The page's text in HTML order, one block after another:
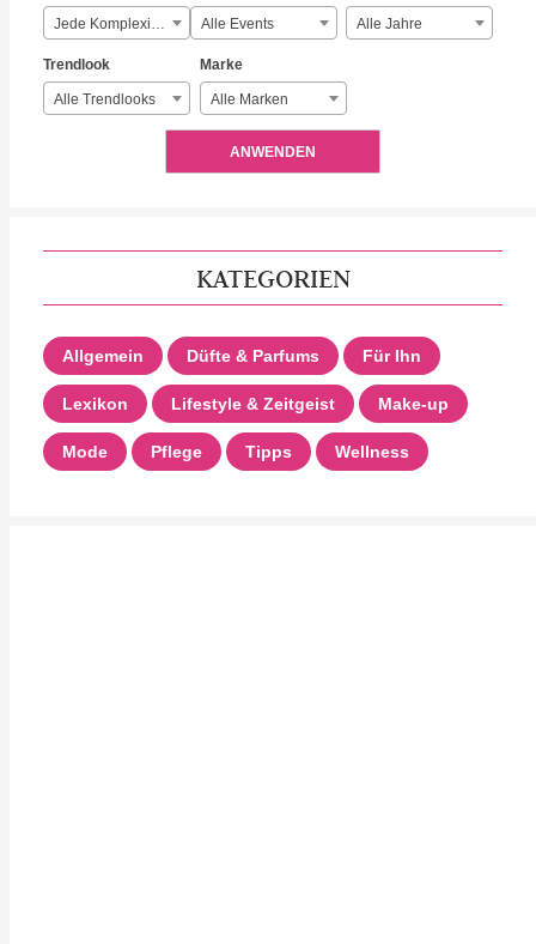
Jede Komplexität Alle Events Alle Jahre
Trendlook
Alle Trendlooks
Marke
Alle Marken
ANWENDEN
KATEGORIEN
Allgemein Düfte & Parfums Für Ihn
Lexikon Lifestyle & Zeitgeist Make-up
Mode Pflege Tipps Wellness